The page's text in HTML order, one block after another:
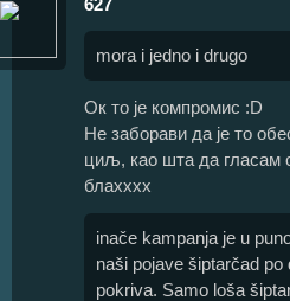
mora i jedno i drugo
Ок то је компромис :D
Не заборави да је то
циљ, као шта да гласам
блахххх
inače kampanja je u
naši pojave šiptarčad
pokriva. Samo loša